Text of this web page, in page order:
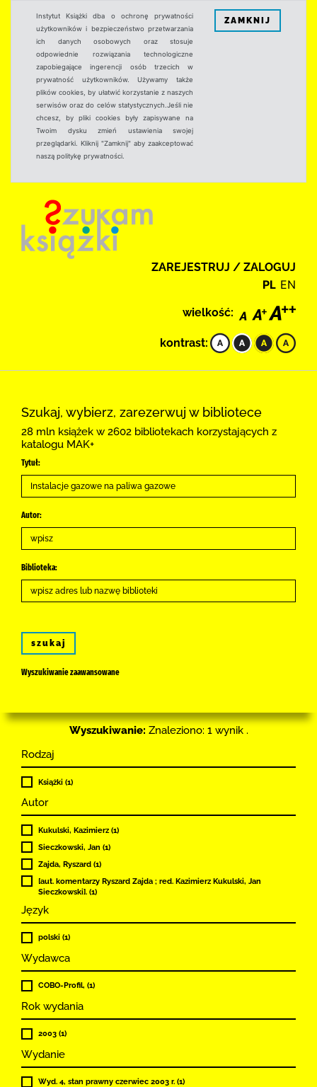
Instytut Książki dba o ochronę prywatności
użytkowników i bezpieczeństwo przetwarzania
ich danych osobowych oraz stosuje
odpowiednie rozwiązania technologiczne
zapobiegające ingerencji osób trzecich w
prywatność użytkowników. Używamy także
plików cookies, by ułatwić korzystanie z naszych
serwisów oraz do celów statystycznych.Jeśli nie
chcesz, by pliki cookies były zapisywane na
Twoim dysku zmień ustawienia swojej
przeglądarki. Kliknij "Zamknij" aby zaakceptować
naszą politykę prywatności.
ZAMKNIJ
ZAREJESTRUJ / ZALOGUJ
PL EN
wielkość:
kontrast:
Szukaj, wybierz, zarezerwuj w bibliotece
28 mln książek w 2602 bibliotekach korzystających z
katalogu MAK+
Tytuł:
Autor:
Biblioteka:
szukaj
Wyszukiwanie zaawansowane
Wyszukiwanie: Znaleziono: 1 wynik .
Rodzaj
Książki (1)
Autor
Kukulski, Kazimierz (1)
Sieczkowski, Jan (1)
Zajda, Ryszard (1)
[aut. komentarzy Ryszard Zajda ; red. Kazimierz Kukulski, Jan
Sieczkowski]. (1)
Język
polski (1)
Wydawca
COBO-Profil, (1)
Rok wydania
2003 (1)
Wydanie
Wyd. 4, stan prawny czerwiec 2003 r. (1)